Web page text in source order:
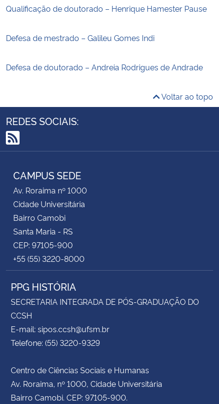
Qualificação de doutorado – Henrique Hamester Pause
Defesa de mestrado – Galileu Gomes Indi
Defesa de doutorado – Andreia Rodrigues de Andrade
Voltar ao topo
REDES SOCIAIS:
RSS
CAMPUS SEDE
Av. Roraima nº 1000
Cidade Universitária
Bairro Camobi
Santa Maria - RS
CEP: 97105-900
+55 (55) 3220-8000
PPG HISTÓRIA
SECRETARIA INTEGRADA DE PÓS-GRADUAÇÃO DO
CCSH
E-mail: sipos.ccsh@ufsm.br
Telefone: (55) 3220-9329
Centro de Ciências Sociais e Humanas
Av. Roraima, nº 1000, Cidade Universitária
Bairro Camobi. CEP: 97105-900.